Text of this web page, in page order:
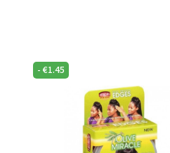
- €1.45